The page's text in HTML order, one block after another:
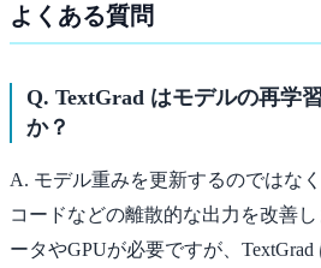
よくある質問
Q. TextGrad はモデルの再学
か？
A. モデル重みを更新するのではな
コードなどの離散的な出力を改善
ータやGPUが必要ですが、